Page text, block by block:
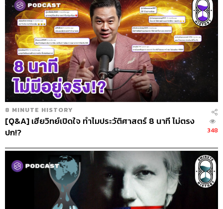
8 MINUTE HISTORY
[Q&A] เฮียวิทย์เปิดใจ ทำไมประวัติศาสตร์ 8 นาที ไม่ตรง
ปก!?
348